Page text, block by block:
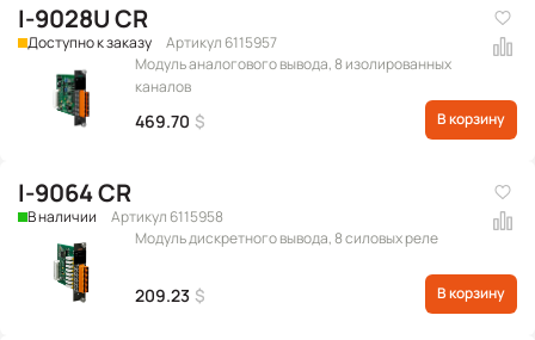
I-9028U CR
Доступно к заказу
Артикул 6115957
Модуль аналогового вывода, 8 изолированных
каналов
469.70 $ В корзину
I-9064 CR
В наличии
Артикул 6115958
Модуль дискретного вывода, 8 силовых реле
209.23 $ В корзину